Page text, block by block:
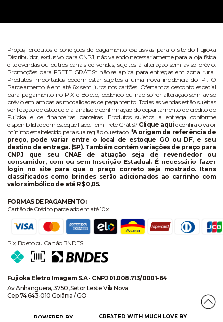
Preços, produtos e condições de pagamento exclusivas para o site do Fujioka
Distribuidor, exclusivo para CNPJ, não valendo necessariamente para a loja física
e televendas ou outros canais de vendas, sujeitos à alteração sem aviso prévio.
Promoções para FRETE GRÁTIS* não se aplica para entregas em zona rural.
Produtos importados podem estar sujeitos a uma nova incidência do IPI. O
Parcelamento é em até 6x sem juros nos cartões. Ofertamos desconto especial
para pagamento no PIX e Boleto, podendo ou não sofrer alteração sem aviso
prévio em ambas as modalidades de pagamento. Todas as vendas estão sujeitas
verificação de estoque e a análise e confirmação do departamento de crédito do
Fujioka e de financeiras parceiras. Produtos sujeitos a entrega conforme
disponibilidade em estoque físico. Tem Frete Grátis? Clique aqui e confira o valor
mínimo estabelecido para sua região ou estado. *A origem de referência de
preço, pode variar entre o local de estoque GO ou DF, e seu
destino de entrega. (SP). Também contém variações de preço para
CNPJ que seu CNAE de atuação seja de revendedor ou
consumidor, com ou sem Inscrição Estadual. É necessário fazer
login no site para que o preço correto seja mostrado. Itens
classificados como brindes serão adicionados ao carrinho com
valor simbólico de até R$ 0,05.
FORMAS DE PAGAMENTO:
Cartão de Crédito parcelado em até 10x
Pix, Boleto ou Cartão BNDES
Fujioka Eletro Imagem S.A - CNPJ 01.008.713/0001-64
Av Anhanguera, 3750, Setor Leste Vila Nova
Cep 74.643-010 Goiânia / GO
POWERED BY CREATED WITH MUCH LOVE BY